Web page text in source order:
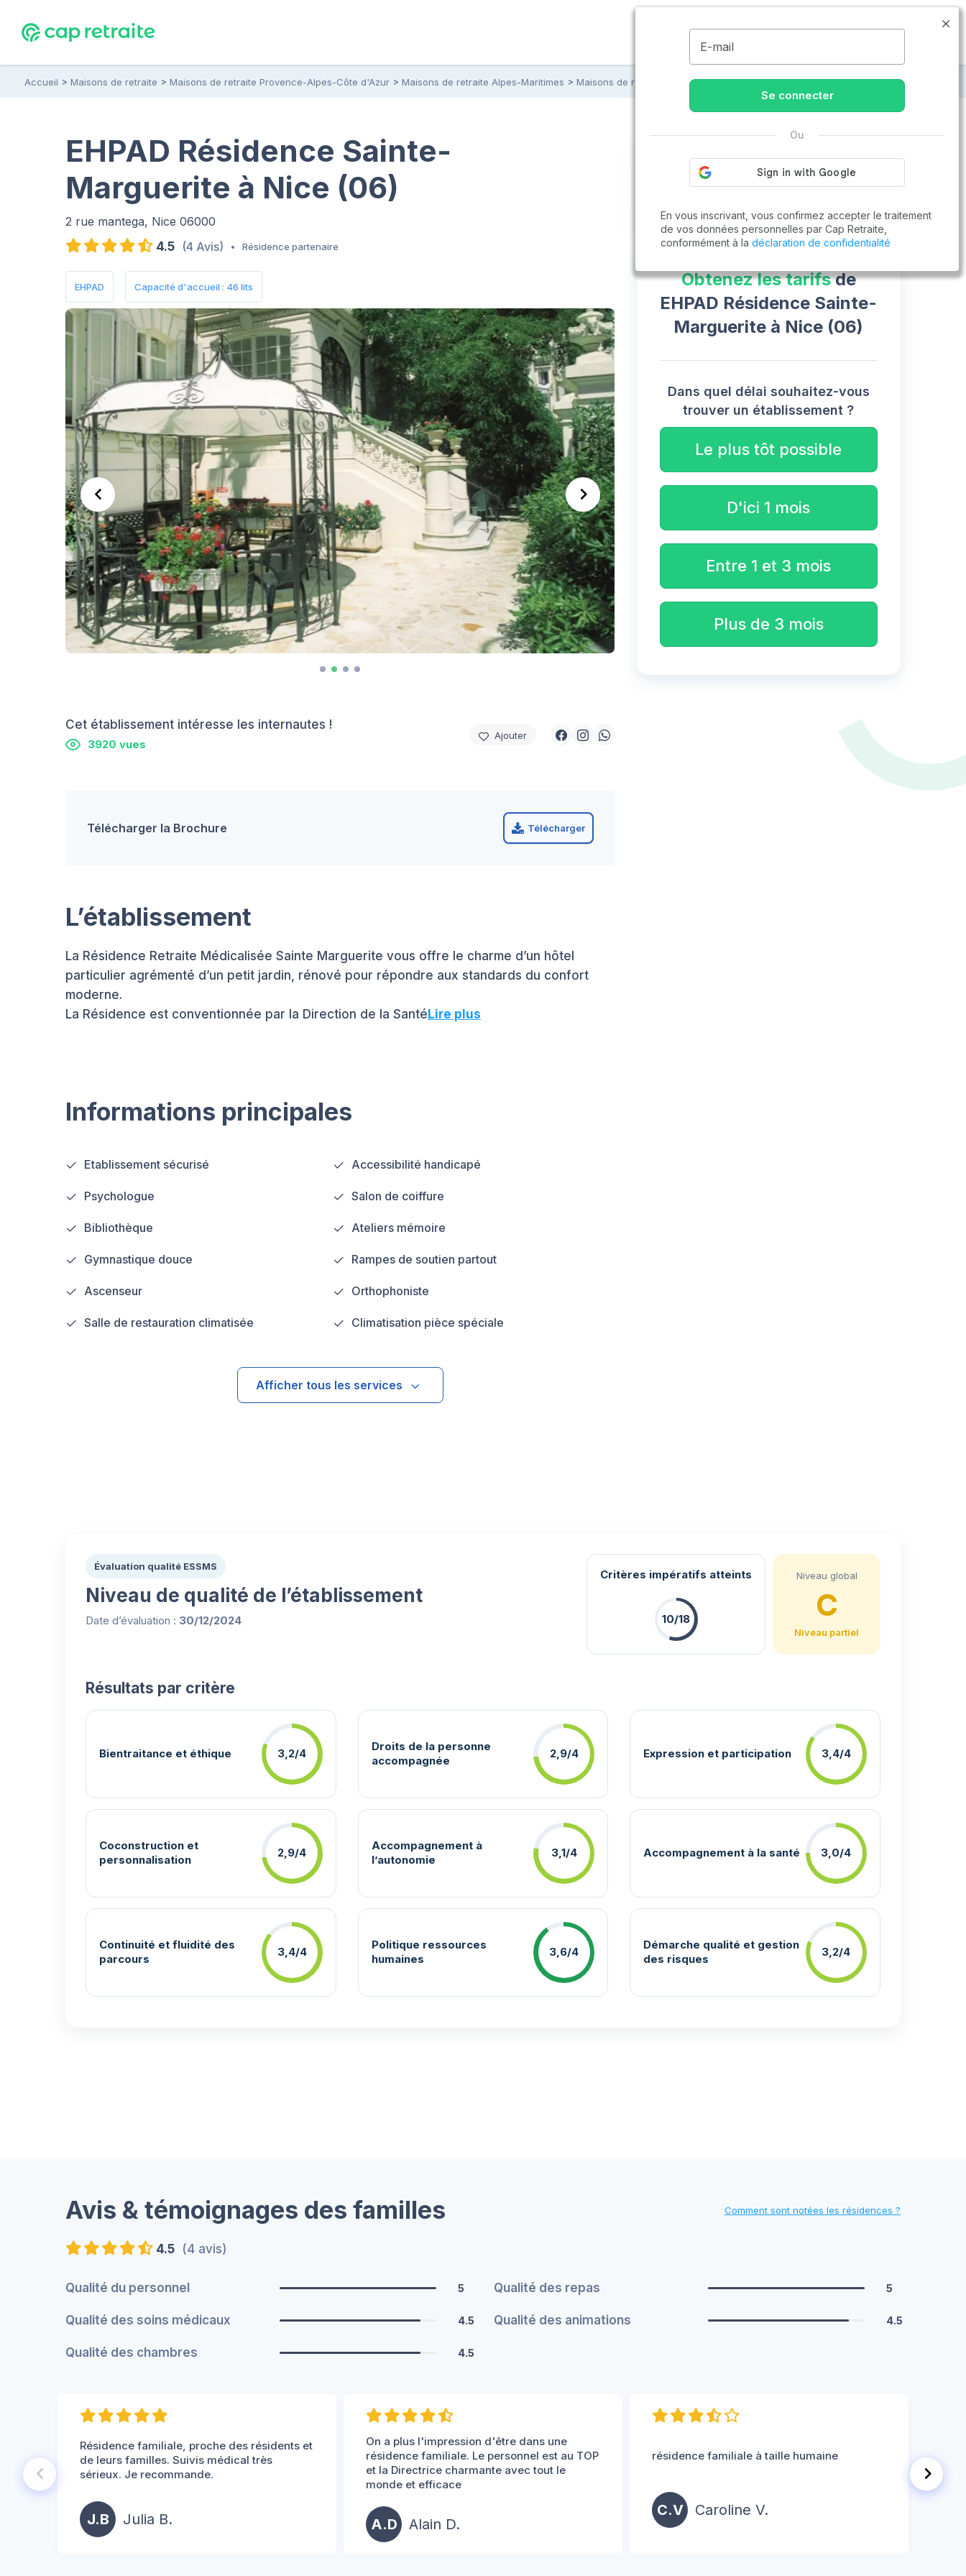
04.83.58.00.07
Accueil Maisons de retraite Maisons de retraite Provence-Alpes-Côte d'Azur Maisons de retraite Alpes-Maritimes Maisons de retraite à Nice EHPAD Résidence Sainte-Marguerite
Cet établissement intéresse les internautes !
3920 vues
Ajouter
Télécharger la Brochure Télécharger
EHPAD Résidence Sainte-
Marguerite à Nice (06)
2 rue mantega, Nice 06000
4.5 (4 Avis) • Résidence partenaire
EHPAD Capacité d'accueil : 46 lits
L’établissement
La Résidence Retraite Médicalisée Sainte Marguerite vous offre le charme d’un hôtel
particulier agrémenté d’un petit jardin, rénové pour répondre aux standards du confort
moderne.
La Résidence est conventionnée par la Direction de la SantéLire plus
Informations principales
Etablissement sécurisé Accessibilité handicapé
Psychologue Salon de coiffure
Bibliothèque Ateliers mémoire
Gymnastique douce Rampes de soutien partout
Ascenseur Orthophoniste
Salle de restauration climatisée Climatisation pièce spéciale
Afficher tous les services
Cap Retraite vous aide à trouver un emploi
Obtenez les tarifsde
EHPAD Résidence Sainte-
Marguerite à Nice (06)
Dans quel délai souhaitez-vous
trouver un établissement ?
Le plus tôt possible
D'ici 1 mois
Entre 1 et 3 mois
Plus de 3 mois
Évaluation qualité ESSMS
Niveau de qualité de l’établissement
Date d’évaluation : 30/12/2024
Niveau global
C
Niveau partiel
Critères impératifs atteints
10/18
Résultats par critère
Bientraitance et éthique 3,2/4
Droits de la personne
accompagnée
2,9/4 Expression et participation 3,4/4
Coconstruction et
personnalisation
2,9/4
Accompagnement à
l’autonomie
3,1/4 Accompagnement à la santé 3,0/4
Continuité et fluidité des
parcours
3,4/4
Politique ressources
humaines
3,6/4
Démarche qualité et gestion
des risques
3,2/4
Avis & témoignages des familles Comment sont notées les résidences ?
4.5 (4 avis)
Qualité du personnel 5 Qualité des repas 5
Qualité des soins médicaux 4.5 Qualité des animations 4.5
Qualité des chambres 4.5
Résidence familiale, proche des résidents et
de leurs familles. Suivis médical très
sérieux. Je recommande.
J.B Julia B.
On a plus l'impression d'être dans une
résidence familiale. Le personnel est au TOP
et la Directrice charmante avec tout le
monde et efficace
A.D Alain D.
résidence familiale à taille humaine
C.V Caroline V.
E-mail
Se connecter
Ou
En vous inscrivant, vous confirmez accepter le traitement
de vos données personnelles par Cap Retraite,
conformément à la déclaration de confidentialité